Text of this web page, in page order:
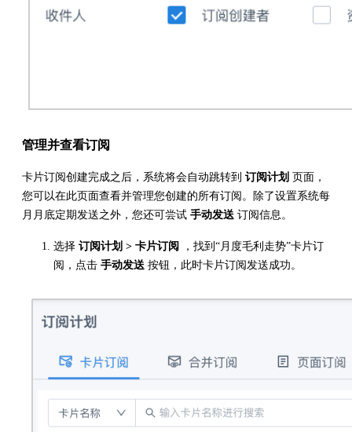
管理并查看订阅
卡片订阅创建完成之后，系统将会自动跳转到 订阅计划 页面，
您可以在此页面查看并管理您创建的所有订阅。除了设置系统每
月月底定期发送之外，您还可尝试 手动发送 订阅信息。
选择 订阅计划 > 卡片订阅
，找到“月度毛利走势”卡片订
阅，点击 手动发送 按钮，此时卡片订阅发送成功。